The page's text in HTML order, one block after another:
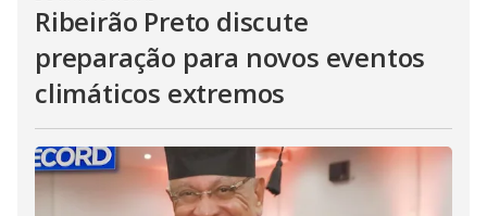
Ribeirão Preto discute
preparação para novos eventos
climáticos extremos